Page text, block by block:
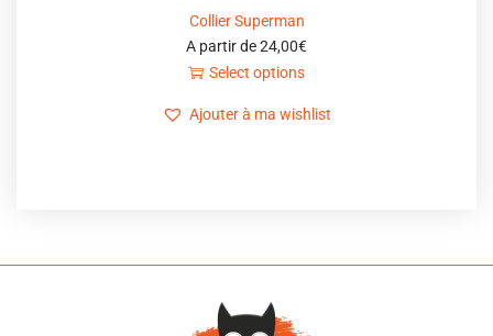
Collier Superman
A partir de24,00€
Select options
Ajouter à ma wishlist